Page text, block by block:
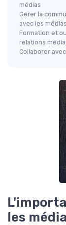
médias
Gérer la
avec les médias
Formation et
relations
Collaborer
les